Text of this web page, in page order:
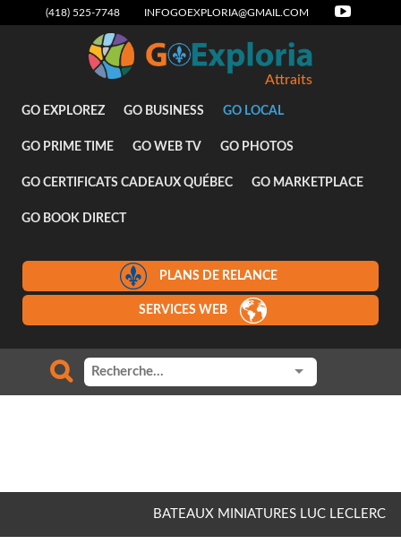
(418) 525-7748 INFOGOEXPLORIA@GMAIL.COM
Attraits
GO EXPLOREZ GO BUSINESS GO LOCAL
GO PRIME TIME GO WEB TV GO PHOTOS
GO CERTIFICATS CADEAUX QUÉBEC GO MARKETPLACE
GO BOOK DIRECT
PLANS DE RELANCE
SERVICES WEB
BATEAUX MINIATURES LUC LECLERC